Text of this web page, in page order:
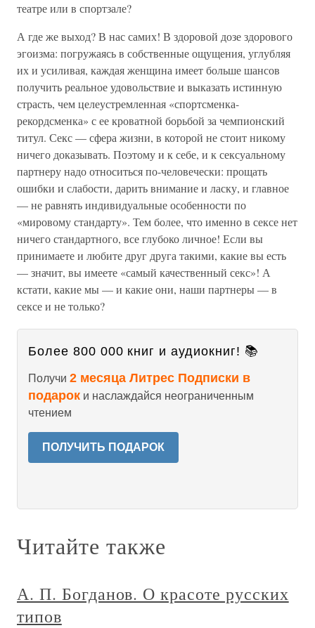
театре или в спортзале?
А где же выход? В нас самих! В здоровой дозе здорового
эгоизма: погружаясь в собственные ощущения, углубляя
их и усиливая, каждая женщина имеет больше шансов
получить реальное удовольствие и выказать истинную
страсть, чем целеустремленная «спортсменка-
рекордсменка» с ее кроватной борьбой за чемпионский
титул. Секс — сфера жизни, в которой не стоит никому
ничего доказывать. Поэтому и к себе, и к сексуальному
партнеру надо относиться по-человечески: прощать
ошибки и слабости, дарить внимание и ласку, и главное
— не равнять индивидуальные особенности по
«мировому стандарту». Тем более, что именно в сексе нет
ничего стандартного, все глубоко личное! Если вы
принимаете и любите друг друга такими, какие вы есть
— значит, вы имеете «самый качественный секс»! А
кстати, какие мы — и какие они, наши партнеры — в
сексе и не только?
Более 800 000 книг и аудиокниг! 📚
Получи 2 месяца Литрес Подписки в
подарок и наслаждайся неограниченным
чтением
ПОЛУЧИТЬ ПОДАРОК
Читайте также
А. П. Богданов. О красоте русских
типов